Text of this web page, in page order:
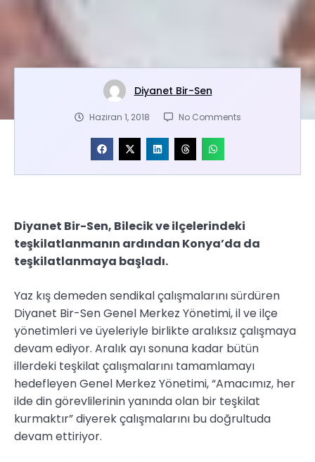
Diyanet Bir-Sen
Haziran 1, 2018 No Comments
Diyanet Bir-Sen, Bilecik ve ilçelerindeki
teşkilatlanmanın ardından Konya’da da
teşkilatlanmaya başladı.
Yaz kış demeden sendikal çalışmalarını sürdüren
Diyanet Bir-Sen Genel Merkez Yönetimi, il ve ilçe
yönetimleri ve üyeleriyle birlikte aralıksız çalışmaya
devam ediyor. Aralık ayı sonuna kadar bütün
illerdeki teşkilat çalışmalarını tamamlamayı
hedefleyen Genel Merkez Yönetimi, “Amacımız, her
ilde din görevlilerinin yanında olan bir teşkilat
kurmaktır” diyerek çalışmalarını bu doğrultuda
devam ettiriyor.